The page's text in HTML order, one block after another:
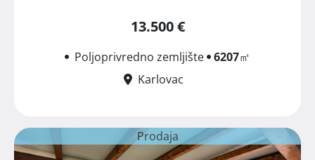
13.500 €
Poljoprivredno zemljište 6207㎡
Karlovac
Prodaja